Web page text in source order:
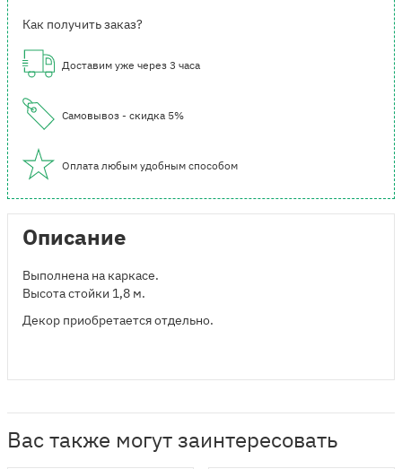
Как получить заказ?
Доставим уже через 3 часа
Самовывоз - скидка 5%
Оплата любым удобным способом
Описание
Выполнена на каркасе.
Высота стойки 1,8 м.
Декор приобретается отдельно.
Вас также могут заинтересовать